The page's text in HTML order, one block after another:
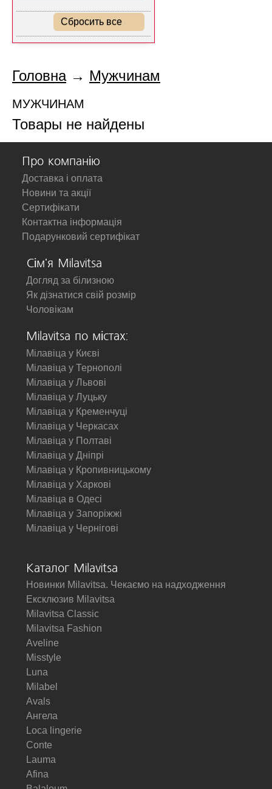
Сбросить все
Головна→ Мужчинам
МУЖЧИНАМ
Товары не найдены
Про компанію
Доставка і оплата
Новини та акції
Сертифікати
Контактна інформація
Подарунковий сертифікат
Сім'я Milavitsa
Догляд за білизною
Як дізнатися свій розмір
Чоловікам
Milavitsa по містах:
Мілавіца у Києві
Мілавіца у Тернополі
Мілавіца у Львові
Мілавіца у Луцьку
Мілавіца у Кременчуці
Мілавіца у Черкасах
Мілавіца у Полтаві
Мілавіца у Дніпрі
Мілавіца у Кропивницькому
Мілавіца у Харкові
Мілавіца в Одесі
Мілавіца у Запоріжжі
Мілавіца у Чернігові
Каталог Milavitsa
Новинки Milavitsa. Чекаємо на надходження
Ексклюзив Milavitsa
Milavitsa Classic
Milavitsa Fashion
Aveline
Misstyle
Luna
Milabel
Avals
Ангела
Loca lingerie
Conte
Lauma
Afina